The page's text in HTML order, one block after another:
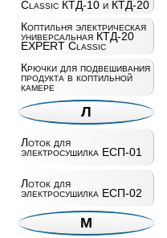
Classic КТД-10 и КТД-20
Коптильня электрическая
универсальная КТД-20
EXPERT Classic
Крючки для подвешивания
продукта в коптильной
камере
Л
Лоток для
электросушилка ЕСП-01
Лоток для
электросушилка ЕСП-02
М